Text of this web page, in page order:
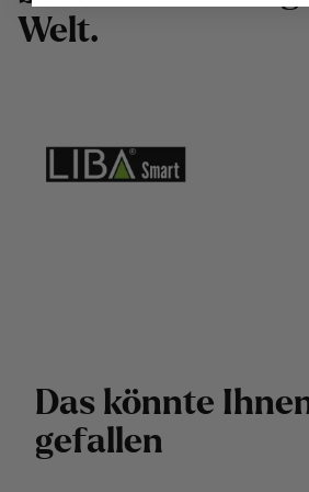
Welt.
Das könnte Ihne
gefallen